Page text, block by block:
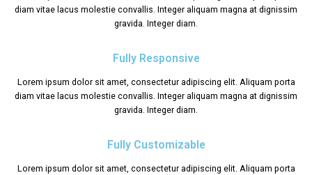
diam vitae lacus molestie convallis. Integer aliquam magna at dignissim
gravida. Integer diam.
Fully Responsive
Lorem ipsum dolor sit amet, consectetur adipiscing elit. Aliquam porta
diam vitae lacus molestie convallis. Integer aliquam magna at dignissim
gravida. Integer diam.
Fully Customizable
Lorem ipsum dolor sit amet, consectetur adipiscing elit. Aliquam porta